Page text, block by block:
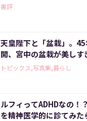
書評
天皇陛下と「盆栽」。
開、宮中の盆栽が美しす
トピックス,写真集,暮らし
ルフィってADHDなの
を精神医学的に診てみた